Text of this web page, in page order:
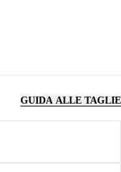
GUIDA ALLE TAGLIE